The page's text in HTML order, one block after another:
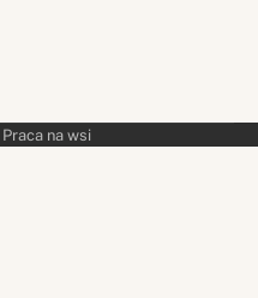
Praca na wsi